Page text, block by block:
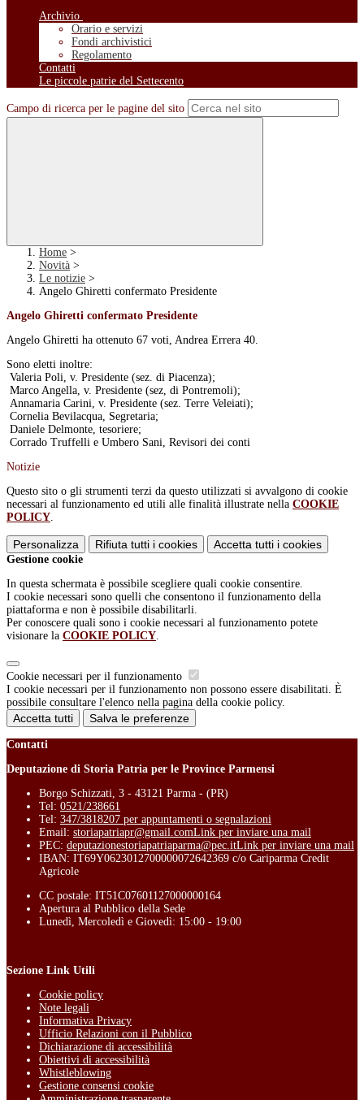
Archivio
Orario e servizi
Fondi archivistici
Regolamento
Contatti
Le piccole patrie del Settecento
Campo di ricerca per le pagine del sito
Home >
Novità >
Le notizie >
Angelo Ghiretti confermato Presidente
Angelo Ghiretti confermato Presidente
Angelo Ghiretti ha ottenuto 67 voti, Andrea Errera 40.
Sono eletti inoltre:
Valeria Poli, v. Presidente (sez. di Piacenza);
Marco Angella, v. Presidente (sez, di Pontremoli);
Annamaria Carini, v. Presidente (sez. Terre Veleiati);
Cornelia Bevilacqua, Segretaria;
Daniele Delmonte, tesoriere;
Corrado Truffelli e Umbero Sani, Revisori dei conti
Notizie
Questo sito o gli strumenti terzi da questo utilizzati si avvalgono di cookie
necessari al funzionamento ed utili alle finalità illustrate nella COOKIE
POLICY.
Personalizza Rifiuta tutti i cookies Accetta tutti i cookies
Gestione cookie
In questa schermata è possibile scegliere quali cookie consentire.
I cookie necessari sono quelli che consentono il funzionamento della
piattaforma e non è possibile disabilitarli.
Per conoscere quali sono i cookie necessari al funzionamento potete
visionare la COOKIE POLICY.
Cookie necessari per il funzionamento
I cookie necessari per il funzionamento non possono essere disabilitati. È
possibile consultare l'elenco nella pagina della cookie policy.
Accetta tutti Salva le preferenze
Contatti
Deputazione di Storia Patria per le Province Parmensi
Borgo Schizzati, 3 - 43121 Parma - (PR)
Tel: 0521/238661
Tel: 347/3818207 per appuntamenti o segnalazioni
Email: storiapatriapr@gmail.comLink per inviare una mail
PEC: deputazionestoriapatriaparma@pec.itLink per inviare una mail
IBAN: IT69Y0623012700000072642369 c/o Cariparma Credit
Agricole
CC postale: IT51C07601127000000164
Apertura al Pubblico della Sede
Lunedì, Mercoledì e Giovedì: 15:00 - 19:00
Sezione Link Utili
Cookie policy
Note legali
Informativa Privacy
Ufficio Relazioni con il Pubblico
Dichiarazione di accessibilità
Obiettivi di accessibilità
Whistleblowing
Gestione consensi cookie